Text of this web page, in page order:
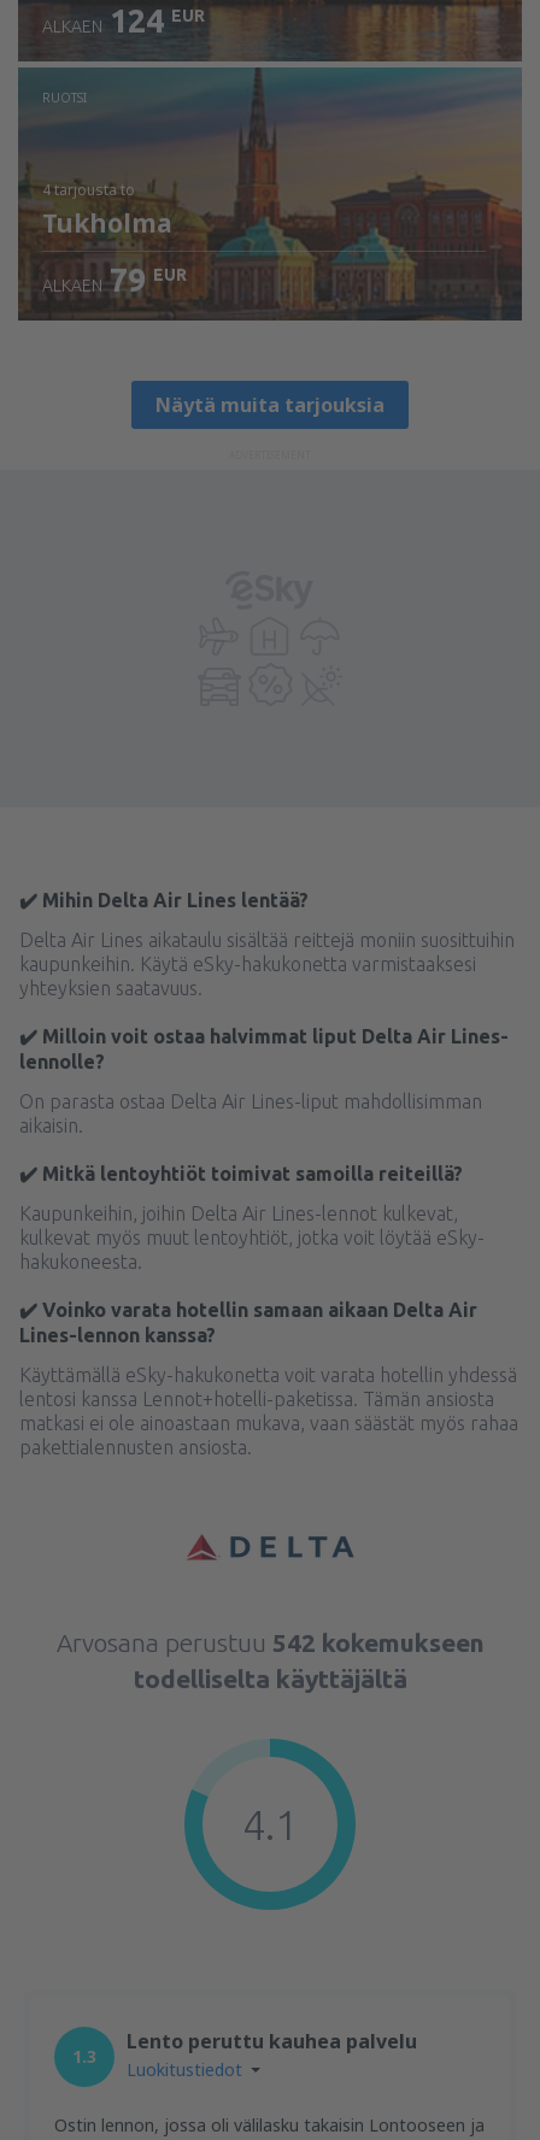
ALKAEN 124 EUR
RUOTSI
4 tarjoustato
Tukholma
ALKAEN 79 EUR
Näytä muita tarjouksia
✔️ Mihin Delta Air Lines lentää?
Delta Air Lines aikataulu sisältää reittejä moniin suosittuihin
kaupunkeihin. Käytä eSky-hakukonetta varmistaaksesi
yhteyksien saatavuus.
✔️ Milloin voit ostaa halvimmat liput Delta Air Lines-
lennolle?
On parasta ostaa Delta Air Lines-liput mahdollisimman
aikaisin.
✔️ Mitkä lentoyhtiöt toimivat samoilla reiteillä?
Kaupunkeihin, joihin Delta Air Lines-lennot kulkevat,
kulkevat myös muut lentoyhtiöt, jotka voit löytää eSky-
hakukoneesta.
✔️ Voinko varata hotellin samaan aikaan Delta Air
Lines-lennon kanssa?
Käyttämällä eSky-hakukonetta voit varata hotellin yhdessä
lentosi kanssa Lennot+hotelli-paketissa. Tämän ansiosta
matkasi ei ole ainoastaan mukava, vaan säästät myös rahaa
pakettialennusten ansiosta.
Arvosana perustuu 542 kokemukseen
todelliselta käyttäjältä
4.1
1.3
Lento peruttu kauhea palvelu
Luokitustiedot
Ostin lennon, jossa oli välilasku takaisin Lontooseen ja